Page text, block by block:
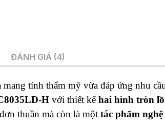
ĐÁNH GIÁ (4)
tính thẩm mỹ vừa đáp ứng nhu
H với thiết kếhai hình tròn
thuần mà còn là một tác phẩm